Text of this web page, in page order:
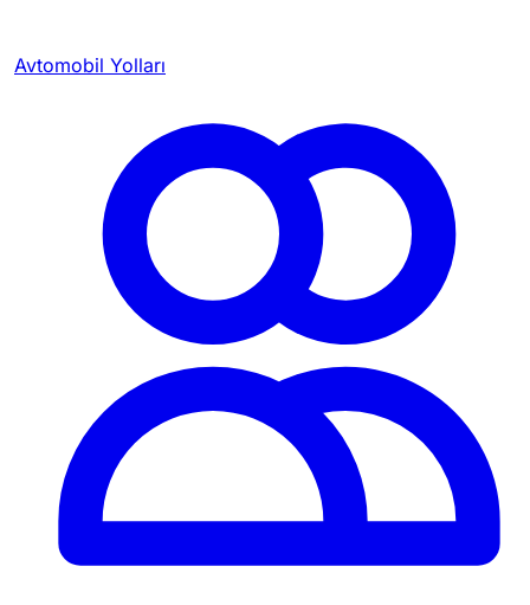
Avtomobil Yolları